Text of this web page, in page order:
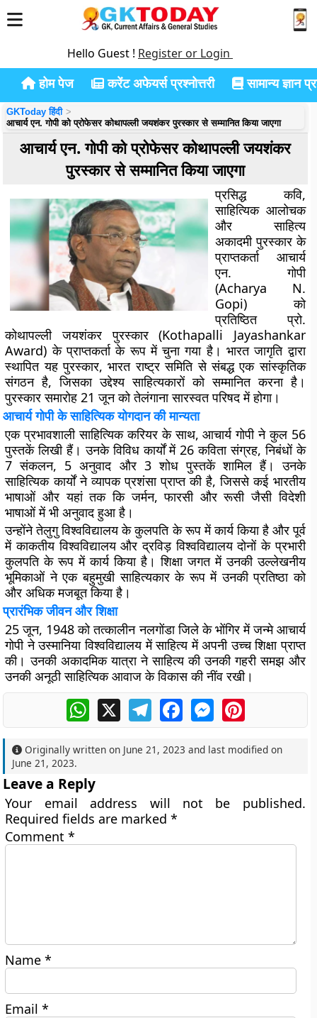
Hello Guest ! Register or Login
होम पेज करेंट अफेयर्स प्रश्नोत्तरी सामान्य ज्ञान
GKToday हिंदी
आचार्य एन. गोपी को प्रोफेसर कोथापल्ली जयशंकर पुरस्कार से सम्मानित किया जाएगा
आचार्य एन. गोपी को प्रोफेसर कोथापल्ली जयशंकर
पुरस्कार से सम्मानित किया जाएगा
प्रसिद्ध कवि,
साहित्यिक आलोचक
और साहित्य
अकादमी पुरस्कार के
प्राप्तकर्ता आचार्य
एन. गोपी
(Acharya N.
Gopi) को
प्रतिष्ठित प्रो.
कोथापल्ली जयशंकर पुरस्कार (Kothapalli Jayashankar
Award) के प्राप्तकर्ता के रूप में चुना गया है। भारत जागृति द्वारा
स्थापित यह पुरस्कार, भारत राष्ट्र समिति से संबद्ध एक सांस्कृतिक
संगठन है, जिसका उद्देश्य साहित्यकारों को सम्मानित करना है।
पुरस्कार समारोह 21 जून को तेलंगाना सारस्वत परिषद में होगा।
आचार्य गोपी के साहित्यिक योगदान की मान्यता
एक प्रभावशाली साहित्यिक करियर के साथ, आचार्य गोपी ने कुल 56
पुस्तकें लिखी हैं। उनके विविध कार्यों में 26 कविता संग्रह, निबंधों के
7 संकलन, 5 अनुवाद और 3 शोध पुस्तकें शामिल हैं। उनके
साहित्यिक कार्यों ने व्यापक प्रशंसा प्राप्त की है, जिससे कई भारतीय
भाषाओं और यहां तक ​​कि जर्मन, फारसी और रूसी जैसी विदेशी
भाषाओं में भी अनुवाद हुआ है।
उन्होंने तेलुगु विश्वविद्यालय के कुलपति के रूप में कार्य किया है और पूर्व
में काकतीय विश्वविद्यालय और द्रविड़ विश्वविद्यालय दोनों के प्रभारी
कुलपति के रूप में कार्य किया है। शिक्षा जगत में उनकी उल्लेखनीय
भूमिकाओं ने एक बहुमुखी साहित्यकार के रूप में उनकी प्रतिष्ठा को
और अधिक मजबूत किया है।
प्रारंभिक जीवन और शिक्षा
25 जून, 1948 को तत्कालीन नलगोंडा जिले के भोंगिर में जन्मे आचार्य
गोपी ने उस्मानिया विश्वविद्यालय में साहित्य में अपनी उच्च शिक्षा प्राप्त
की। उनकी अकादमिक यात्रा ने साहित्य की उनकी गहरी समझ और
उनकी अनूठी साहित्यिक आवाज के विकास की नींव रखी।
WhatsApp
X TelegramFacebookMessengerPinterest
Originally written on June 21, 2023 and last modified on
June 21, 2023.
Leave a Reply
Your email address will not be published.
Required fields are marked*
Comment*
Name*
Email*